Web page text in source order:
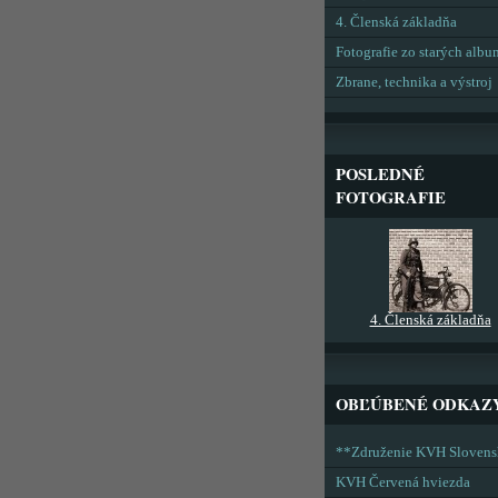
4. Členská základňa
Fotografie zo starých
Zbrane, technika a výstroj
POSLEDNÉ
FOTOGRAFIE
4. Členská základňa
OBĽÚBENÉ
**Združenie KVH
KVH Červená hviezda